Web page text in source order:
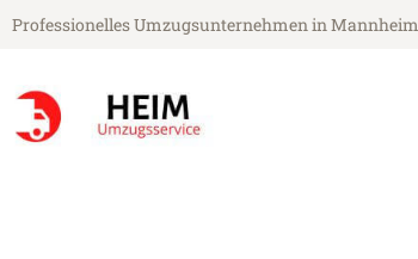
Professionelles Umzugsunternehmen in Mannheim